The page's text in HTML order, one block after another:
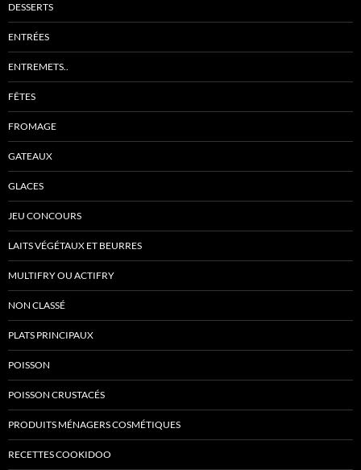
DESSERTS
ENTRÉES
ENTREMETS..
FÊTES
FROMAGE
GATEAUX
GLACES
JEU CONCOURS
LAITS VÉGÉTAUX ET BEURRES
MULTIFRY OU ACTIFRY
NON CLASSÉ
PLATS PRINCIPAUX
POISSON
POISSON CRUSTACÉS
PRODUITS MÉNAGERS COSMÉTIQUES
RECETTES COOKIDOO